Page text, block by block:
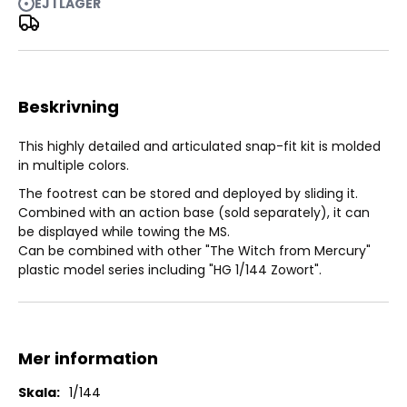
EJ I LAGER
Beskrivning
This highly detailed and articulated snap-fit kit is molded
in multiple colors.
The footrest can be stored and deployed by sliding it.
Combined with an action base (sold separately), it can
be displayed while towing the MS.
Can be combined with other "The Witch from Mercury"
plastic model series including "HG 1/144 Zowort".
Mer information
Mer
1/144